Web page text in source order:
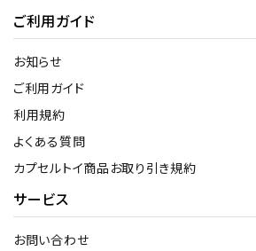
ご利用ガイド
お知らせ
ご利用ガイド
利用規約
よくある質問
カプセルトイ商品お取り引き規約
サービス
お問い合わせ